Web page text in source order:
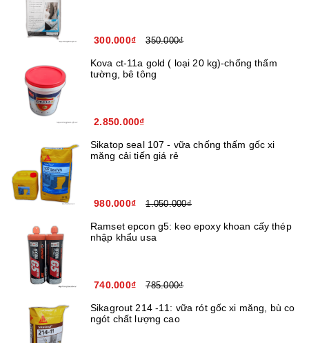
300.000₫ 350.000₫
Kova ct-11a gold ( loại 20 kg)-chống thấm
tường, bê tông
2.850.000₫
Sikatop seal 107 - vữa chống thấm gốc xi
măng cải tiến giá rẻ
980.000₫ 1.050.000₫
Ramset epcon g5: keo epoxy khoan cấy thép
nhập khẩu usa
740.000₫ 785.000₫
Sikagrout 214 -11: vữa rót gốc xi măng, bù co
ngót chất lượng cao